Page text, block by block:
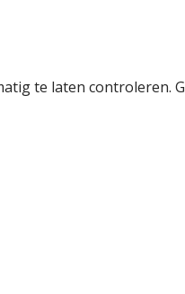
te laten controleren.